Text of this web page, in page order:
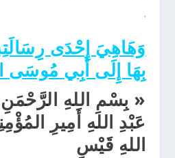
.
وَهَاهِيَ إِحْدَى
بِهَا إِلَى أَبِي مُوسَى
« بِسْمِ اللهِ
عَبْدِ اللهِ أَمِيرِ
اللهِ قَيْسِ